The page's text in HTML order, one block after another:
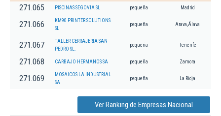
271.065 PISCINAS SEGOVIA SL pequeña Madrid
271.066
KM90 PRINTER SOLUTIONS
SL
pequeña Arava,Álava
271.067
TALLER CERRAJERIA SAN
PEDRO SL.
pequeña Tenerife
271.068 CARBAJO HERMANOS SA pequeña Zamora
271.069
MOSAICOS LA INDUSTRIAL
SA
pequeña La Rioja
Ver Ranking de Empresas Nacional